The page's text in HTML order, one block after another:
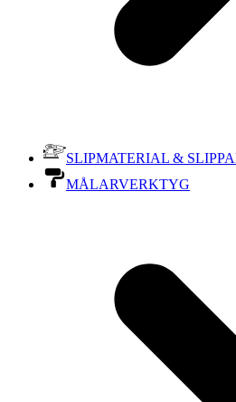
SLIPMATERIAL &
MÅLARVERKTYG